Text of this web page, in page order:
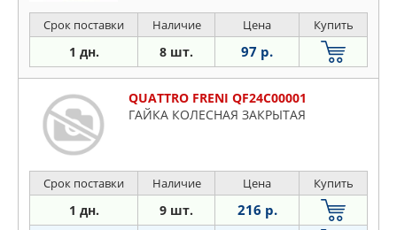
Срок поставки Наличие Цена Купить
1 дн. 8 шт. 97 р.
QUATTRO FRENI QF24C00001
ГАЙКА КОЛЕСНАЯ ЗАКРЫТАЯ
Срок поставки Наличие Цена Купить
1 дн. 9 шт. 216 р.